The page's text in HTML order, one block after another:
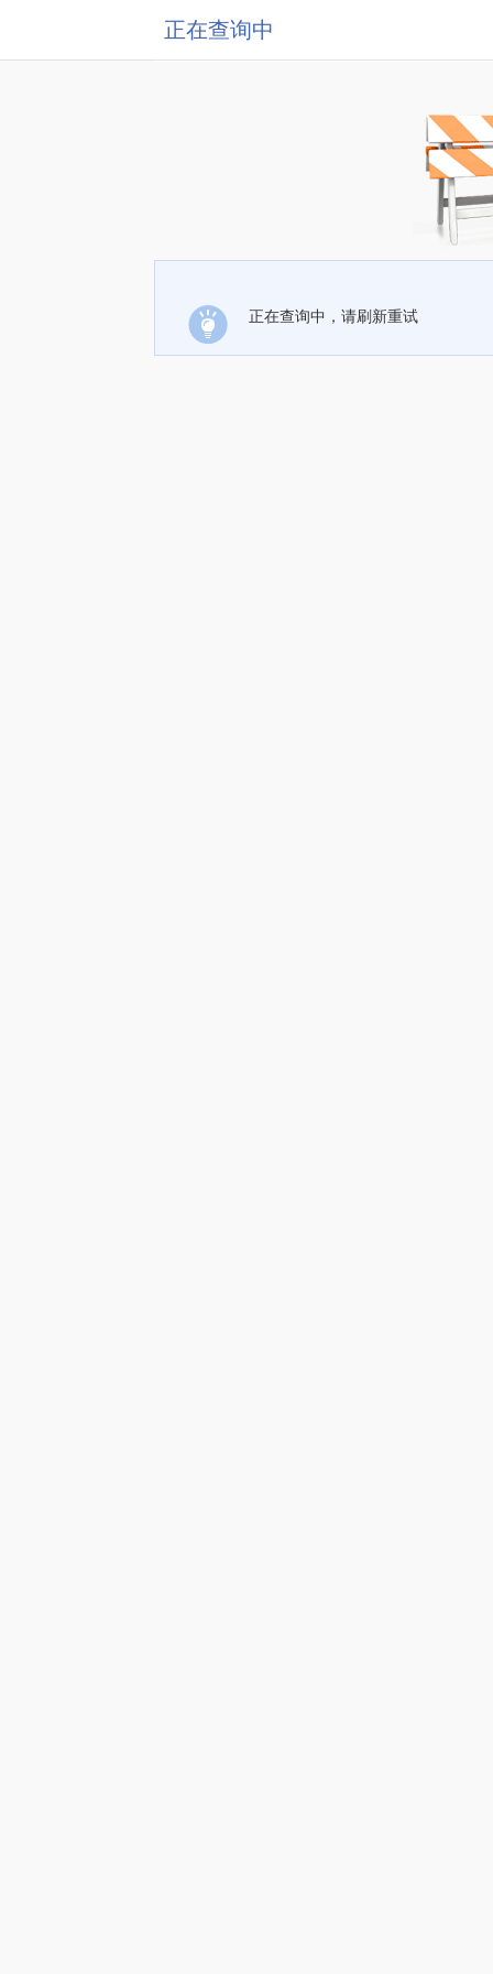
正在查询中
正在查询中，请刷新重试